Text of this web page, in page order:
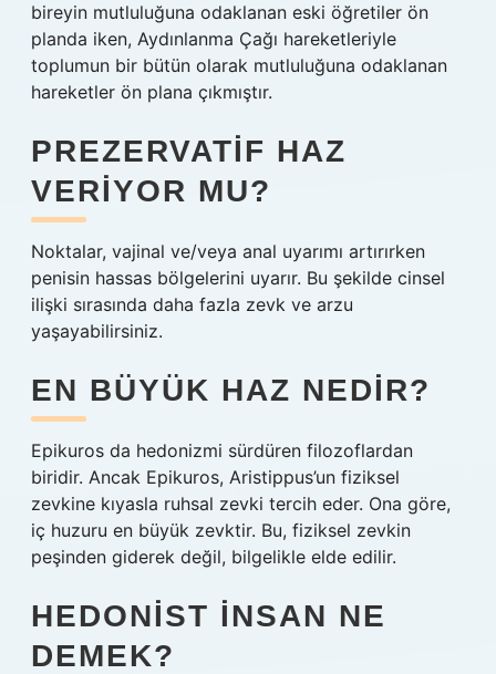
bireyin mutluluğuna odaklanan eski öğretiler ön
planda iken, Aydınlanma Çağı hareketleriyle
toplumun bir bütün olarak mutluluğuna odaklanan
hareketler ön plana çıkmıştır.
PREZERVATIF HAZ
VERIYOR MU?
Noktalar, vajinal ve/veya anal uyarımı artırırken
penisin hassas bölgelerini uyarır. Bu şekilde cinsel
ilişki sırasında daha fazla zevk ve arzu
yaşayabilirsiniz.
EN BÜYÜK HAZ NEDIR?
Epikuros da hedonizmi sürdüren filozoflardan
biridir. Ancak Epikuros, Aristippus’un fiziksel
zevkine kıyasla ruhsal zevki tercih eder. Ona göre,
iç huzuru en büyük zevktir. Bu, fiziksel zevkin
peşinden giderek değil, bilgelikle elde edilir.
HEDONIST INSAN NE
DEMEK?